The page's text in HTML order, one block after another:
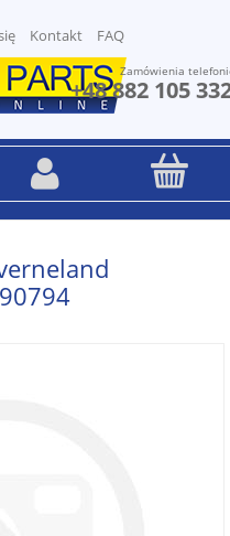
Kontakt FAQ
Zamówienia
+48 882 105